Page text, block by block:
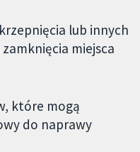
lub innych
miejsca
które mogą
do naprawy